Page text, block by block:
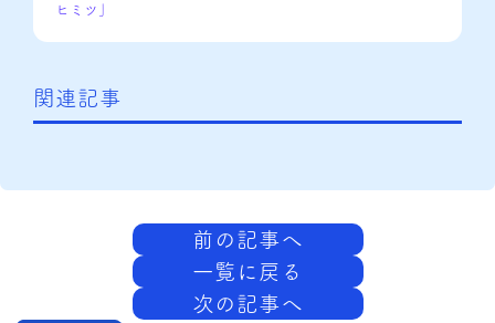
ヒミツ」
関連記事
前の記事へ
一覧に戻る
次の記事へ